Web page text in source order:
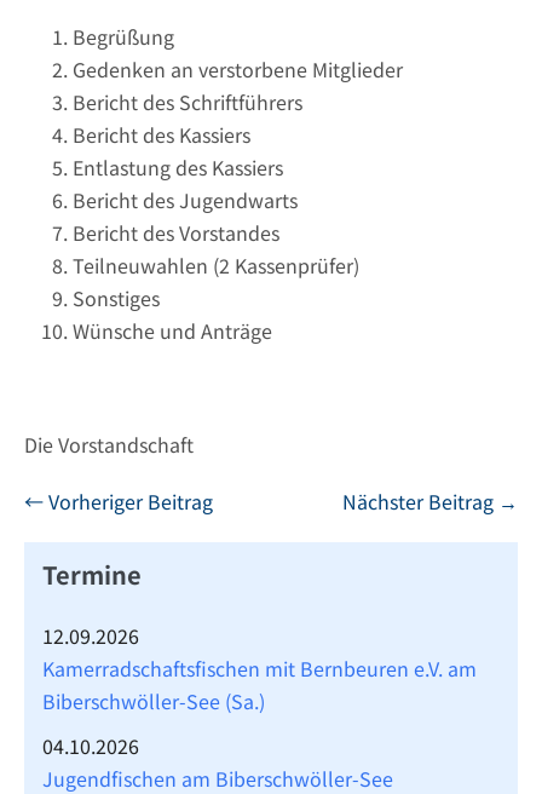
Begrüßung
Gedenken an verstorbene Mitglieder
Bericht des Schriftführers
Bericht des Kassiers
Entlastung des Kassiers
Bericht des Jugendwarts
Bericht des Vorstandes
Teilneuwahlen (2 Kassenprüfer)
Sonstiges
Wünsche und Anträge
Die Vorstandschaft
Beitragsnavigation
← Vorheriger Beitrag Nächster Beitrag →
Termine
12.09.2026
Kamerradschaftsfischen mit Bernbeuren e.V. am
Biberschwöller-See (Sa.)
04.10.2026
Jugendfischen am Biberschwöller-See